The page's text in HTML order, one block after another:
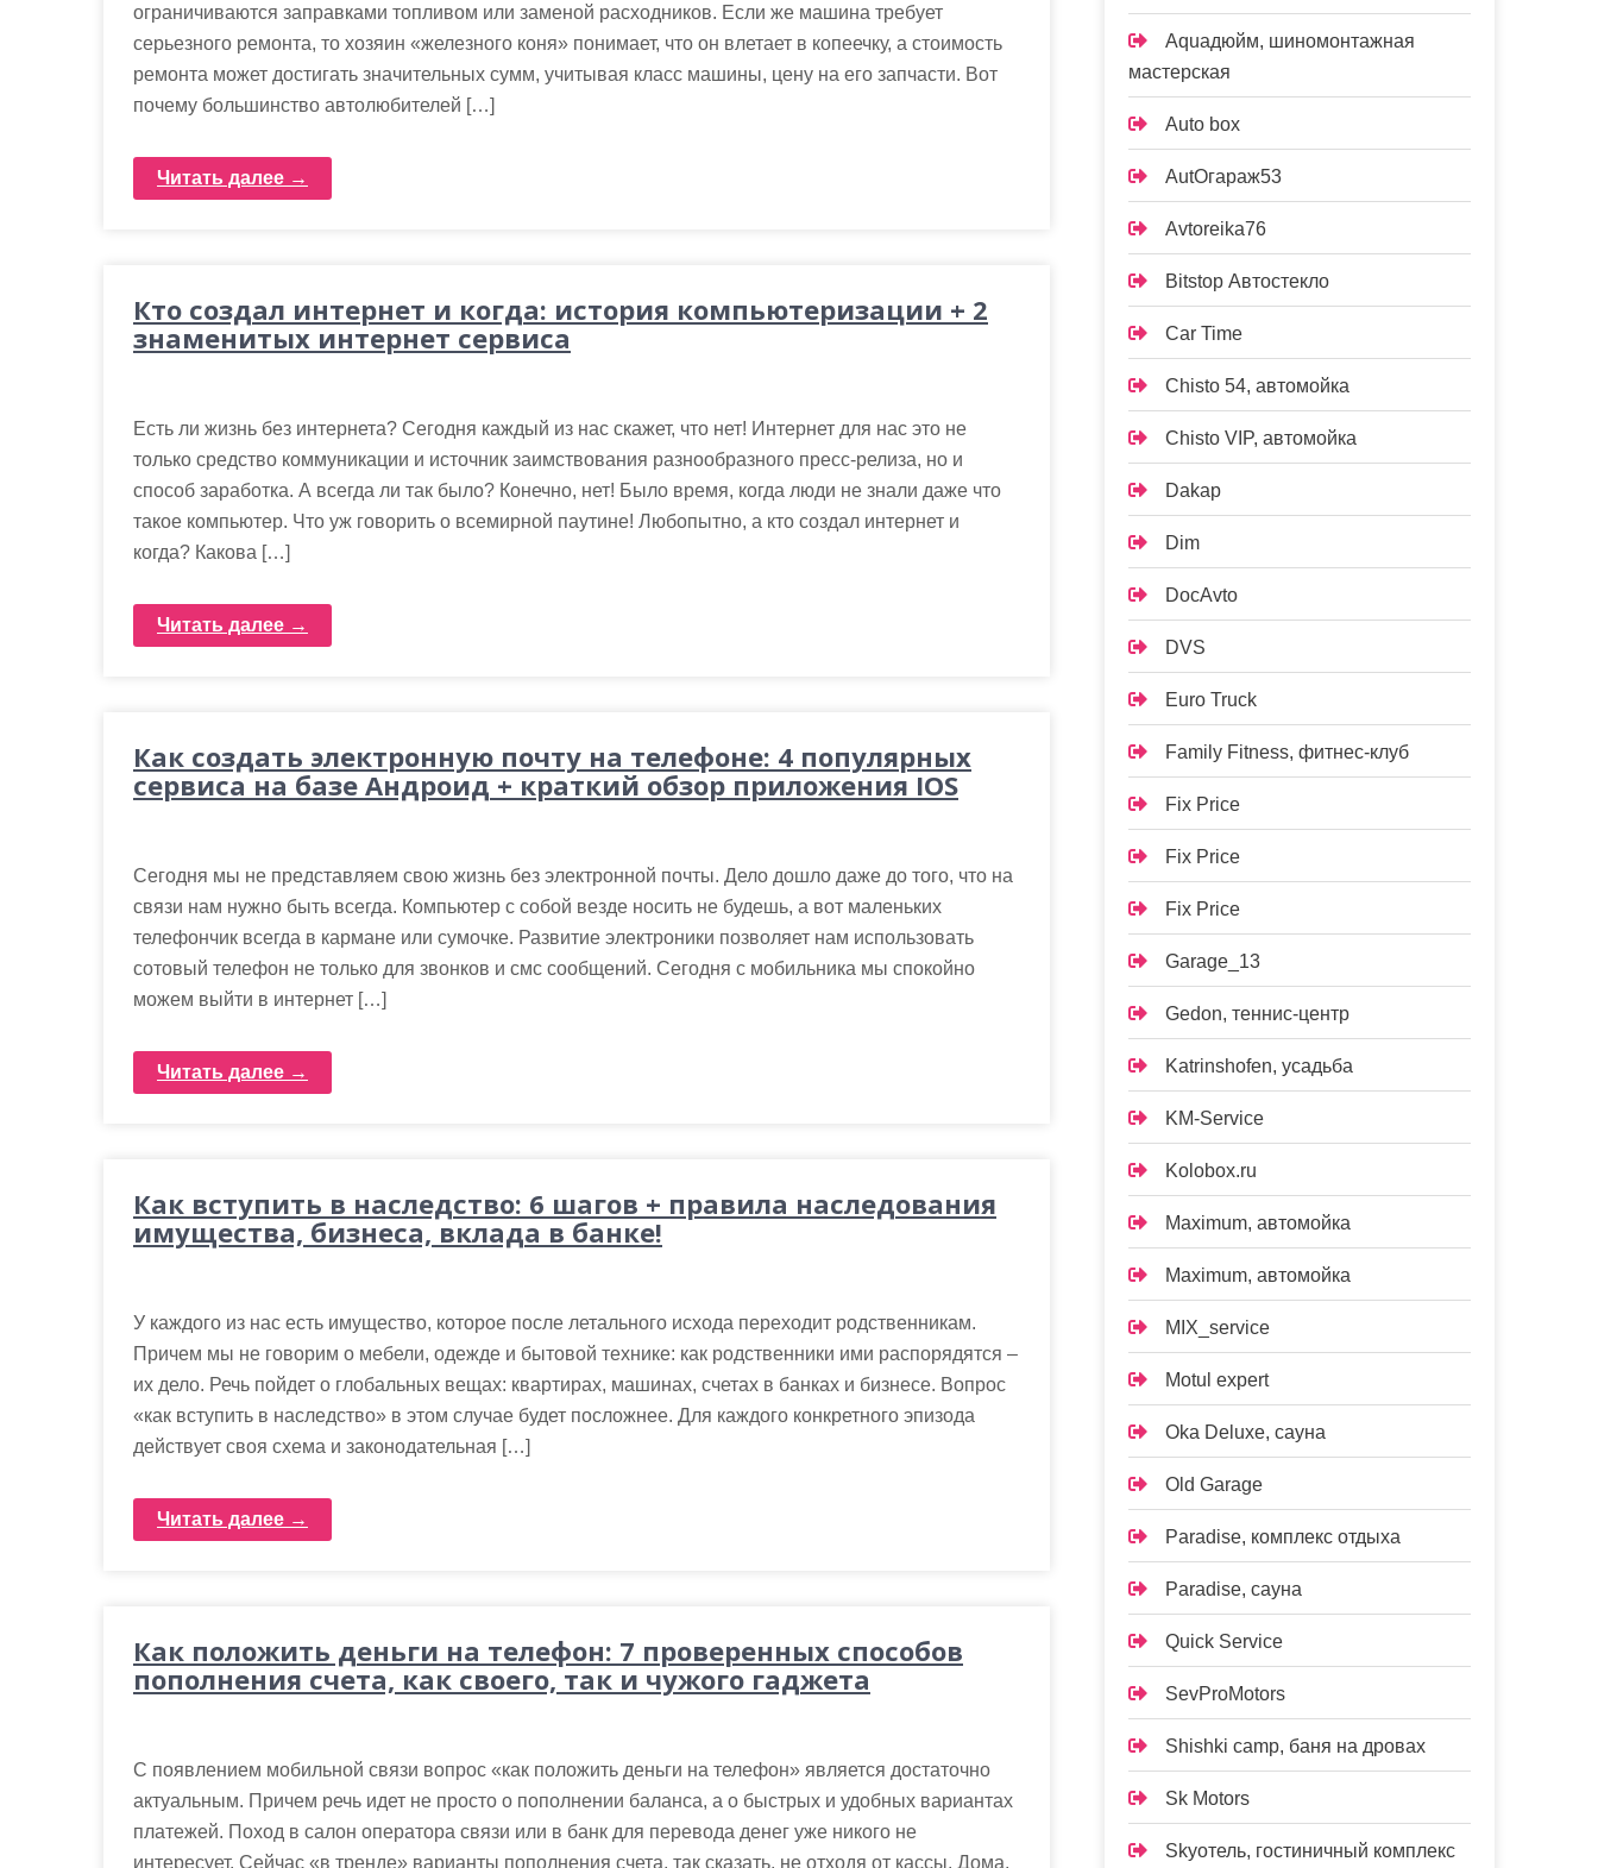
ограничиваются заправками топливом или заменой расходников. Если же машина требует
серьезного ремонта, то хозяин «железного коня» понимает, что он влетает в копеечку, а стоимость
ремонта может достигать значительных сумм, учитывая класс машины, цену на его запчасти. Вот
почему большинство автолюбителей […]
Читать далее →
Кто создал интернет и когда: история компьютеризации + 2
знаменитых интернет сервиса
Есть ли жизнь без интернета? Сегодня каждый из нас скажет, что нет! Интернет для нас это не
только средство коммуникации и источник заимствования разнообразного пресс-релиза, но и
способ заработка. А всегда ли так было? Конечно, нет! Было время, когда люди не знали даже что
такое компьютер. Что уж говорить о всемирной паутине! Любопытно, а кто создал интернет и
когда? Какова […]
Читать далее →
Как создать электронную почту на телефоне: 4 популярных
сервиса на базе Андроид + краткий обзор приложения IOS
Сегодня мы не представляем свою жизнь без электронной почты. Дело дошло даже до того, что на
связи нам нужно быть всегда. Компьютер с собой везде носить не будешь, а вот маленьких
телефончик всегда в кармане или сумочке. Развитие электроники позволяет нам использовать
сотовый телефон не только для звонков и смс сообщений. Сегодня с мобильника мы спокойно
можем выйти в интернет […]
Читать далее →
Как вступить в наследство: 6 шагов + правила наследования
имущества, бизнеса, вклада в банке!
У каждого из нас есть имущество, которое после летального исхода переходит родственникам.
Причем мы не говорим о мебели, одежде и бытовой технике: как родственники ими распорядятся –
их дело. Речь пойдет о глобальных вещах: квартирах, машинах, счетах в банках и бизнесе. Вопрос
«как вступить в наследство» в этом случае будет посложнее. Для каждого конкретного эпизода
действует своя схема и законодательная […]
Читать далее →
Как положить деньги на телефон: 7 проверенных способов
пополнения счета, как своего, так и чужого гаджета
С появлением мобильной связи вопрос «как положить деньги на телефон» является достаточно
актуальным. Причем речь идет не просто о пополнении баланса, а о быстрых и удобных вариантах
платежей. Поход в салон оператора связи или в банк для перевода денег уже никого не
интересует. Сейчас «в тренде» варианты пополнения счета, так сказать, не отходя от кассы. Дома,
Aquaдюйм, шиномонтажная
мастерская
Auto box
AutOгараж53
Avtoreika76
Bitstop Автостекло
Car Time
Chisto 54, автомойка
Chisto VIP, автомойка
Dakap
Dim
DocAvto
DVS
Euro Truck
Family Fitness, фитнес-клуб
Fix Price
Fix Price
Fix Price
Garage_13
Gedon, теннис-центр
Katrinshofen, усадьба
KM-Service
Kolobox.ru
Maximum, автомойка
Maximum, автомойка
MIX_service
Motul expert
Oka Deluxe, сауна
Old Garage
Paradise, комплекс отдыха
Paradise, сауна
Quick Service
SevProMotors
Shishki camp, баня на дровах
Sk Motors
Skyотель, гостиничный комплекс